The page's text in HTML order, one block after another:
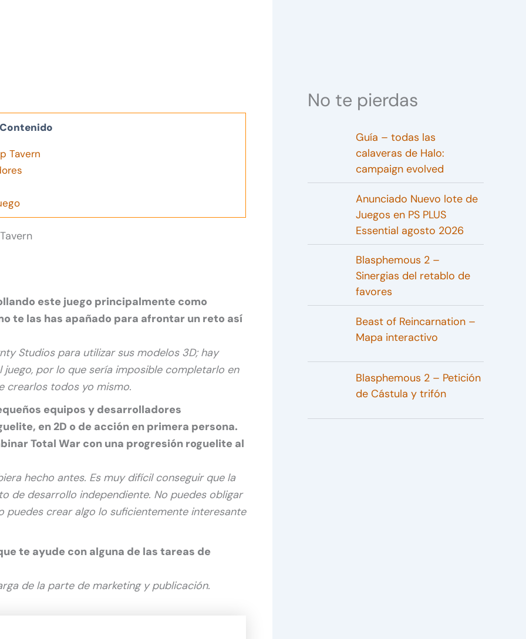
Contenido
Tavern
este juego principalmente como
te las has apañado para afrontar un reto así
Studios para utilizar sus modelos 3D; hay
por lo que sería imposible completarlo en
crearlos todos yo mismo.
equipos y desarrolladores
en 2D o de acción en primera persona.
Total War con una progresión roguelite al
hecho antes. Es muy difícil conseguir que la
de desarrollo independiente. No puedes obligar
puedes crear algo lo suficientemente interesante
te ayude con alguna de las tareas de
de la parte de marketing y publicación.
No te pierdas
Guía – todas las
calaveras de Halo:
campaign evolved
Anunciado Nuevo lote de
Juegos en PS PLUS
Essential agosto 2026
Blasphemous 2 –
Sinergias del retablo de
favores
Beast of Reincarnation –
Mapa interactivo
Blasphemous 2 – Petición
de Cástula y trifón